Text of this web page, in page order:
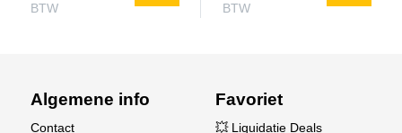
BTW
BTW
Algemene info
Contact
Favoriet
💥 Liquidatie Deals